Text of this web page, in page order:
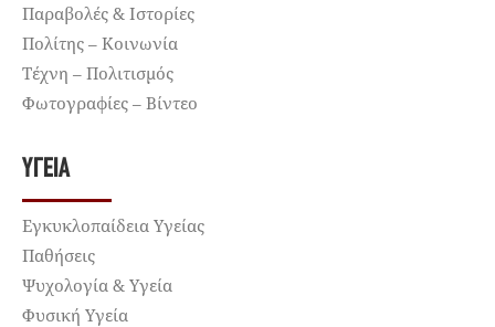
Παραβολές & Ιστορίες
Πολίτης – Κοινωνία
Τέχνη – Πολιτισμός
Φωτογραφίες – Βίντεο
ΥΓΕΊΑ
Εγκυκλοπαίδεια Υγείας
Παθήσεις
Ψυχολογία & Υγεία
Φυσική Υγεία